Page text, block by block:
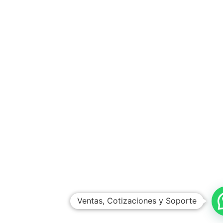
Ventas, Cotizaciones y Soporte